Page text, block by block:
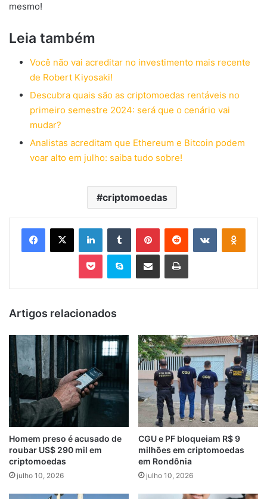
mesmo!
Leia também
Você não vai acreditar no investimento mais recente
de Robert Kiyosaki!
Descubra quais são as criptomoedas rentáveis no
primeiro semestre 2024: será que o cenário vai
mudar?
Analistas acreditam que Ethereum e Bitcoin podem
voar alto em julho: saiba tudo sobre!
criptomoedas
Facebook
X LinkedinTumblr PinterestReddit VK OK
Pocket Skype Compartilhar via e-mail Imprimir
Artigos relacionados
Homem preso é acusado de
roubar US$ 290 mil em
criptomoedas
julho 10, 2026
CGU e PF bloqueiam R$ 9
milhões em criptomoedas
em Rondônia
julho 10, 2026